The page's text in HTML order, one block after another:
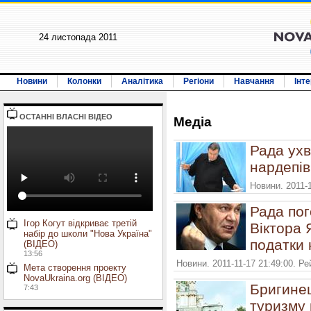
24 листопада 2011
Новини Колонки Аналітика Регіони Навчання
ОСТАННI ВЛАСНI ВIДЕО
Ігор Когут відкриває третій
набір до школи "Нова Україна"
(ВІДЕО)
13:56
Мета створення проекту
NovaUkraina.org (ВІДЕО)
7:43
Медiа
Рада
Новини.
Рада
Віктора
податки
Новини. 2011-11-17 21:49:00.
туризму